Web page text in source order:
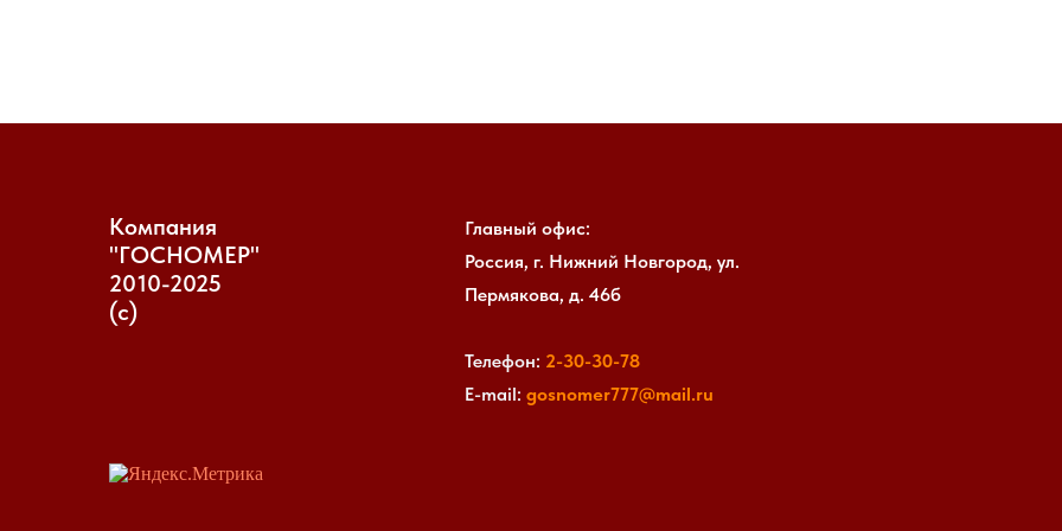
Компания
"ГОСНОМЕР"
2010-2025
(с)
Главный офис:
Россия, г. Нижний Новгород, ул.
Пермякова, д. 46б
Телефон: 2-30-30-78
E-mail: gosnomer777@mail.ru